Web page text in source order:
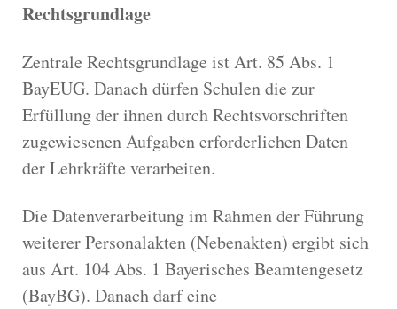
Rechtsgrundlage
Zentrale Rechtsgrundlage ist Art. 85 Abs. 1
BayEUG. Danach dürfen Schulen die zur
Erfüllung der ihnen durch Rechtsvorschriften
zugewiesenen Aufgaben erforderlichen Daten
der Lehrkräfte verarbeiten.
Die Datenverarbeitung im Rahmen der Führung
weiterer Personalakten (Nebenakten) ergibt sich
aus Art. 104 Abs. 1 Bayerisches Beamtengesetz
(BayBG). Danach darf eine